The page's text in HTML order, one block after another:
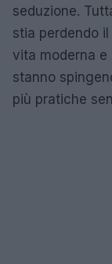
seduzione.
stia perdendo
vita moderna
stanno
più pratiche